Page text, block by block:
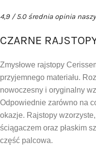
4,9 / 5.0 średnia opinia
CZARNE
Zmysłowe rajstopy
przyjemnego materiału.
nowoczesny i oryginalny
Odpowiednie zarówno na
okazje. Rajstopy
ściągaczem oraz płaskim
część palcowa.